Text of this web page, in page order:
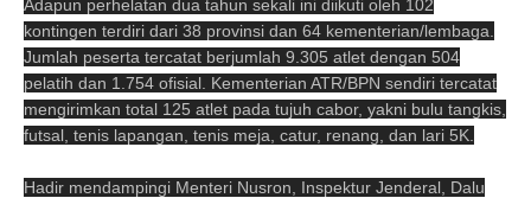
Adapun perhelatan dua tahun sekali ini diikuti oleh 102
kontingen terdiri dari 38 provinsi dan 64 kementerian/lembaga.
Jumlah peserta tercatat berjumlah 9.305 atlet dengan 504
pelatih dan 1.754 ofisial. Kementerian ATR/BPN sendiri tercatat
mengirimkan total 125 atlet pada tujuh cabor, yakni bulu tangkis,
futsal, tenis lapangan, tenis meja, catur, renang, dan lari 5K.
Hadir mendampingi Menteri Nusron, Inspektur Jenderal, Dalu